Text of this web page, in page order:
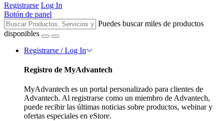
Registrarse Log In
Botón de panel
Puedes buscar miles de productos
disponibles
Registrarse / Log In
Registro de MyAdvantech
MyAdvantech es un portal personalizado para clientes de
Advantech. Al registrarse como un miembro de Advantech,
puede recibir las últimas noticias sobre productos, webinar y
ofertas especiales en eStore.